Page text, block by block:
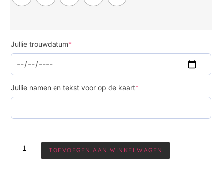
Jullie trouwdatum*
Jullie namen en tekst voor op de kaart*
TOEVOEGEN AAN WINKELWAGEN